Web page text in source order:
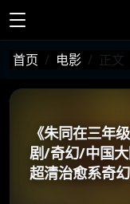
首页 电影 正文
《朱同在三年
剧/奇幻/中国
超清治愈系奇幻